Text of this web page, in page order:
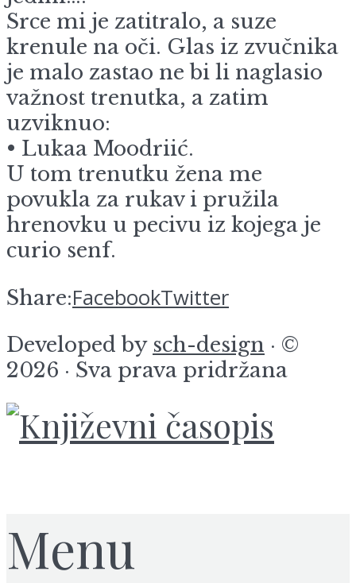
Srce mi je zatitralo, a suze
krenule na oči. Glas iz zvučnika
je malo zastao ne bi li naglasio
važnost trenutka, a zatim
uzviknuo:
• Lukaa Moodriić.
U tom trenutku žena me
povukla za rukav i pružila
hrenovku u pecivu iz kojega je
curio senf.
Share:FacebookTwitter
Developed by sch-design · ©
2026 · Sva prava pridržana
Menu